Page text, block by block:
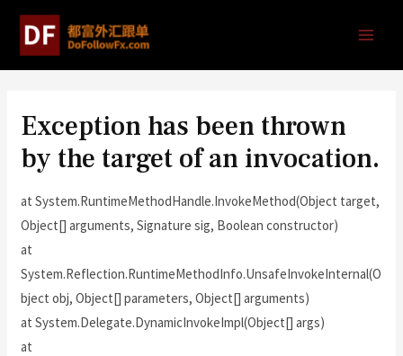
Exception has been thrown
by the target of an invocation.
at System.RuntimeMethodHandle.InvokeMethod(Object target,
Object[] arguments, Signature sig, Boolean constructor)
at
System.Reflection.RuntimeMethodInfo.UnsafeInvokeInternal(O
bject obj, Object[] parameters, Object[] arguments)
at System.Delegate.DynamicInvokeImpl(Object[] args)
at